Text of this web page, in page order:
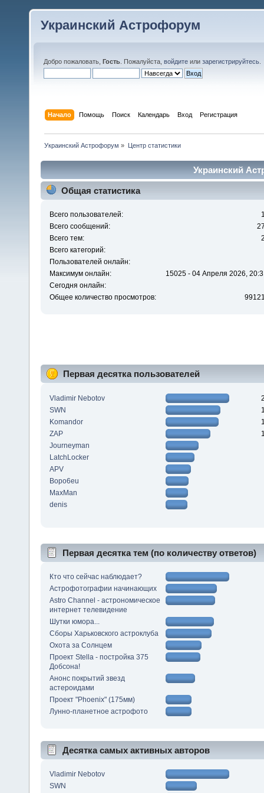
Украинский Астрофорум
Добро пожаловать, Гость . Пожалуйста, войдите или зарегистрируйтесь
Начало Помощь Поиск Календарь Вход Регистрация
Украинский Астрофорум » Центр статистики
Украинский
Общая статистика
Всего пользователей:
Всего сообщений:
Всего тем:
Всего категорий:
Пользователей онлайн:
Максимум онлайн:
15025 - 04 Апреля 2026,
Сегодня онлайн:
Общее количество просмотров:
Первая десятка пользователей
Vladimir Nebotov
SWN
Komandor
ZAP
Journeyman
LatchLocker
APV
Bopo6eu
MaxMan
denis
Первая десятка тем (по количеству ответов)
Кто что сейчас наблюдает?
Астрофотографии начинающих
Astro Channel - астрономическое
интернет телевидение
Шутки юмора...
Сборы Харьковского астроклуба
Охота за Солнцем
Проект Stella - постройка 375
Добсона!
Анонс покрытий звезд
астероидами
Проект "Phoenix" (175мм)
Лунно-планетное астрофото
Десятка самых активных авторов
Vladimir Nebotov
SWN